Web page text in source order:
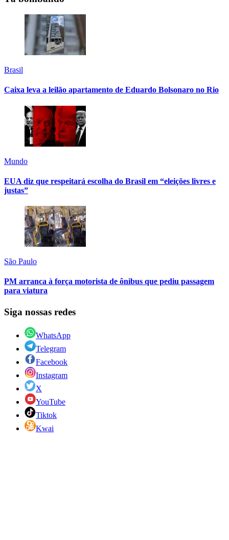
Brasil
Caixa leva a leilão apartamento de Eduardo Bolsonaro no Rio
Mundo
EUA diz que respeitará escolha do Brasil em “eleições livres e
justas”
São Paulo
PM arranca à força motorista de ônibus que pediu passagem
para viatura
Siga nossas redes
WhatsApp
Telegram
Facebook
Instagram
X
YouTube
Tiktok
Kwai